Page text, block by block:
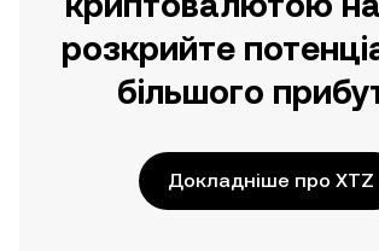
розкрийте
більшого
Докладніше про XTZ